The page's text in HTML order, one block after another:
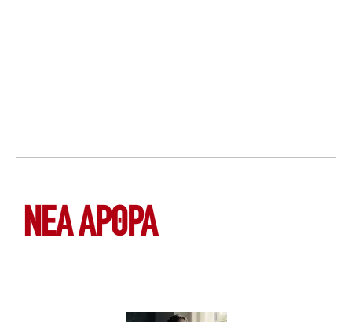
ΝΕΑ ΆΡΘΡΑ